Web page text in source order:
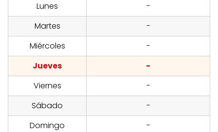
Lunes
-
Martes
-
Miércoles
-
Jueves
-
Viernes
-
Sábado
-
Domingo
-